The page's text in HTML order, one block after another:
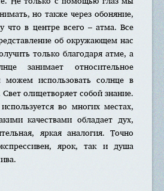
но также через обоняние,
что в центре всего – атма. Все
об окружающем нас
только благодаря атме, а
занимает относительное
использовать солнце в
олицетворяет собой знание.
во многих местах,
качествами обладает дух,
яркая аналогия. Точно
ярок, так и душа